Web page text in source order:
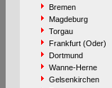
Bremen
Magdeburg
Torgau
Frankfurt (Oder)
Dortmund
Wanne-Herne
Gelsenkirchen